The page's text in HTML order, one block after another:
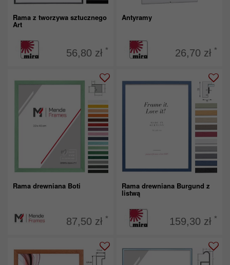
Rama z tworzywa sztucznego
Art
56,80 zł *
Antyramy
26,70 zł *
Rama drewniana Boti
87,50 zł *
Rama drewniana Burgund z
listwą
159,30 zł *